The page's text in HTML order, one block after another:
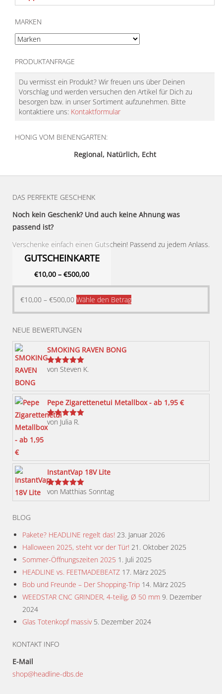
MARKEN
PRODUKTANFRAGE
Du vermisst ein Produkt? Wir freuen uns über Deinen
Vorschlag und werden versuchen den Artikel für Dich zu
besorgen bzw. in unser Sortiment aufzunehmen. Bitte
kontaktiere uns: Kontaktformular
HONIG VOM BIENENGARTEN:
Regional, Natürlich, Echt
DAS PERFEKTE GESCHENK
Noch kein Geschenk? Und auch keine Ahnung was
passend ist?
Verschenke einfach einen Gutschein! Passend zu jedem Anlass.
GUTSCHEINKARTE
€10,00 – €500,00
€10,00 – €500,00 Wähle den BetragDieses
Produkt
können
werden
NEUE BEWERTUNGEN
SMOKING RAVEN BONG
Bewertet
von Steven K.
Pepe Zigarettenetui Metallbox - ab 1,95 €
Bewertet
mit
von Julia R.
InstantVap 18V Lite
Bewertet
mit5von 5
von Matthias Sonntag
BLOG
Pakete? HEADLINE regelt das! 23. Januar 2026
Halloween 2025, steht vor der Tür! 21. Oktober 2025
Sommer-Öffnungszeiten 2025 1. Juli 2025
HEADLINE vs. FEETMADEBEATZ 17. März 2025
Bob und Freunde – Der Shopping-Trip 14. März 2025
WEEDSTAR CNC GRINDER, 4-teilig, Ø 50 mm 9. Dezember
2024
Glas Totenkopf massiv 5. Dezember 2024
KONTAKT INFO
E-Mail
shop@headline-dbs.de